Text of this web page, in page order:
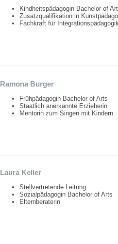
Kindheitspädagogin Bachelor of
Zusatzqualifikation in
Fachkraft für
Ramona Burger
Frühpädagogin Bachelor of Arts
Staatlich anerkannte Erzieherin
Mentorin zum Singen mit Kindern
Laura Keller
Stellvertretende Leitung
Sozialpädagogin Bachelor of Arts
Elternberaterin